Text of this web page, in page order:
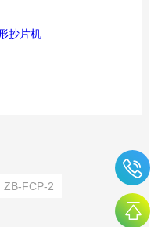
ZB-FCP-2